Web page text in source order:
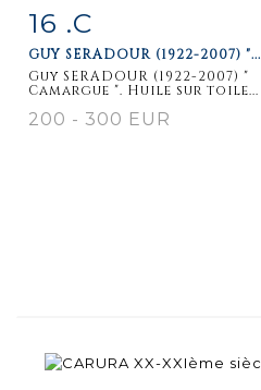
Item detail
16 .C
GUY SERADOUR (1922-2007) "...
Guy SERADOUR (1922-2007) "
Camargue ". Huile sur toile...
200 - 300 EUR